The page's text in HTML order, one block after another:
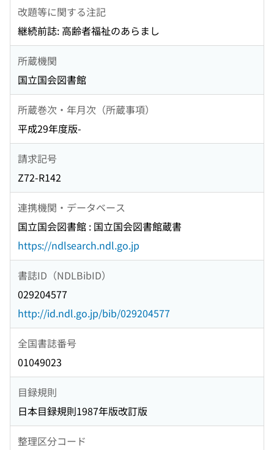
改題等に関する注記
継続前誌: 高齢者福祉のあらまし
所蔵機関
国立国会図書館
所蔵巻次・年月次（所蔵事項）
平成29年度版-
請求記号
Z72-R142
連携機関・データベース
国立国会図書館 : 国立国会図書館蔵書
https://ndlsearch.ndl.go.jp
書誌ID（NDLBibID）
029204577
http://id.ndl.go.jp/bib/029204577
全国書誌番号
01049023
目録規則
日本目録規則1987年版改訂版
整理区分コード